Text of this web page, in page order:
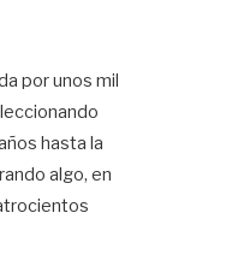
por unos mil
hasta la
algo, en